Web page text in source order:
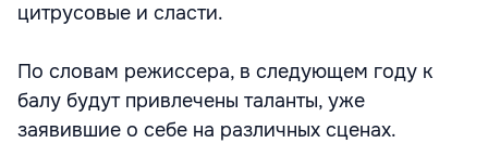
цитрусовые и сласти.
По словам режиссера, в следующем году к
балу будут привлечены таланты, уже
заявившие о себе на различных сценах.